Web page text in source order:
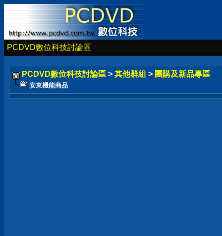
PCDVD數位科技討論區
PCDVD數位科技討論區 > 其他群組 > 團購及新品專區
安東機能商品